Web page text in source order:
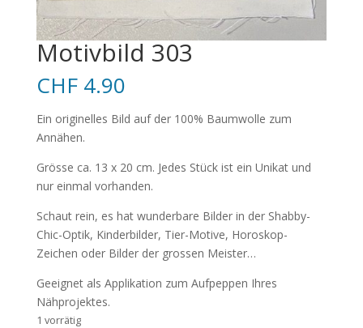
Motivbild 303
CHF4.90
Ein originelles Bild auf der 100% Baumwolle zum
Annähen.
Grösse ca. 13 x 20 cm. Jedes Stück ist ein Unikat und
nur einmal vorhanden.
Schaut rein, es hat wunderbare Bilder in der Shabby-
Chic-Optik, Kinderbilder, Tier-Motive, Horoskop-
Zeichen oder Bilder der grossen Meister…
Geeignet als Applikation zum Aufpeppen Ihres
Nähprojektes.
1 vorrätig